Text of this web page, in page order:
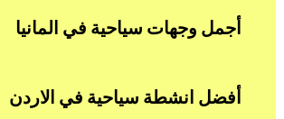
أجمل وجهات سياحية في المانيا
أفضل انشطة سياحية في الاردن